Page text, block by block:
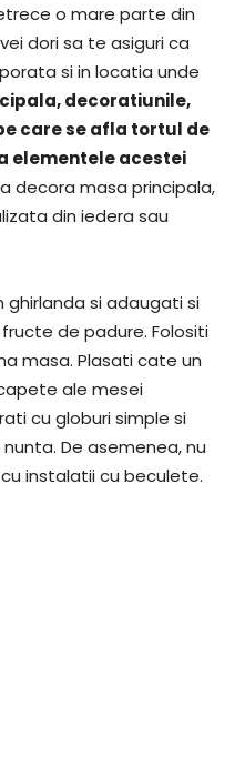
o mare parte din
dori sa te asiguri ca
si in locatia unde
decoratiunile,
care se afla tortul de
elementele acestei
decora masa principala,
din iedera sau
ghirlanda si adaugati si
de padure. Folositi
masa. Plasati cate un
ale mesei
cu globuri simple si
De asemenea, nu
instalatii cu beculete.